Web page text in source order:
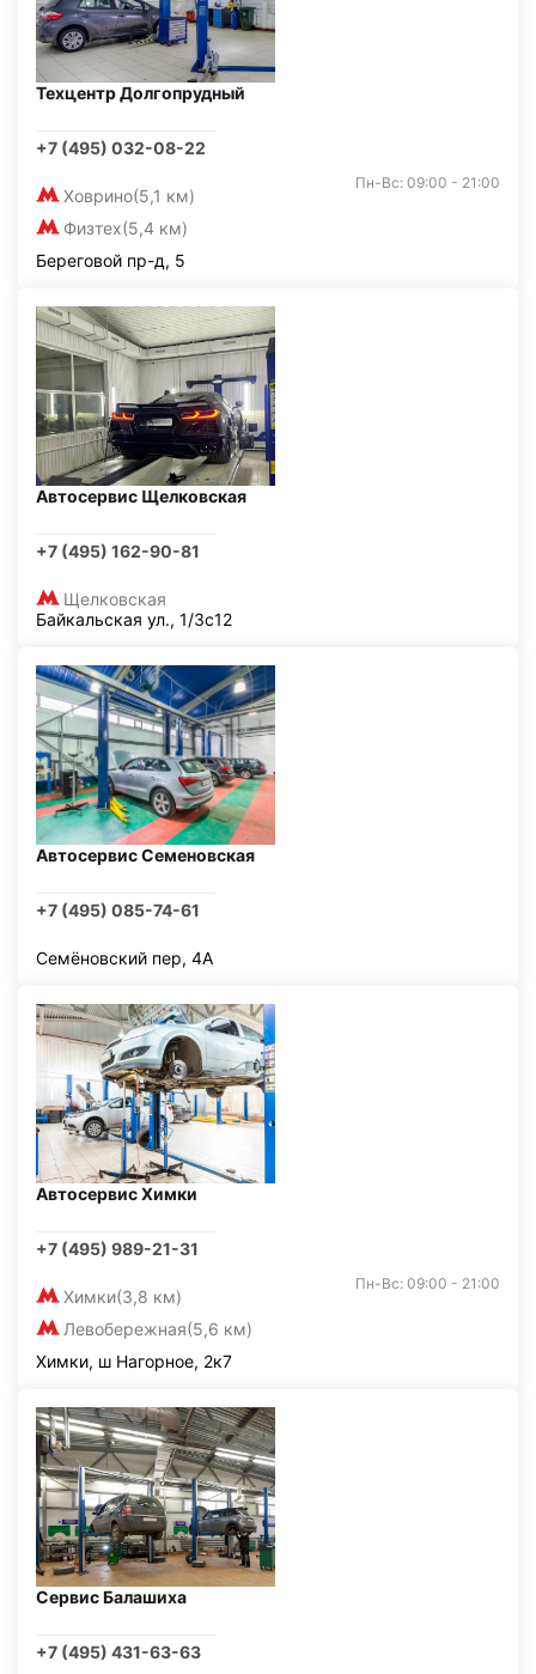
Техцентр Долгопрудный
+7 (495) 032-08-22
Ховрино(5,1 км)
Физтех(5,4 км)
Пн-Вс: 09:00 - 21:00
Береговой пр-д, 5
Автосервис Щелковская
+7 (495) 162-90-81
Щелковская
Байкальская ул., 1/3с12
Автосервис Семеновская
+7 (495) 085-74-61
Семёновский пер, 4А
Автосервис Химки
+7 (495) 989-21-31
Химки(3,8 км)
Левобережная(5,6 км)
Пн-Вс: 09:00 - 21:00
Химки, ш Нагорное, 2к7
Сервис Балашиха
+7 (495) 431-63-63